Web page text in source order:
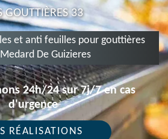
GOUTTIÈRES 33
et anti feuilles pour gouttières
De Guizieres
24h/24 sur 7j/7 en cas
d'urgence
RÉALISATIONS